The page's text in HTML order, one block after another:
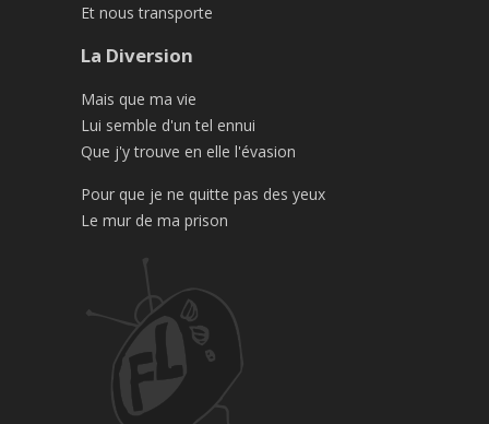
Et nous transporte
La Diversion
Mais que ma vie
Lui semble d'un tel ennui
Que j'y trouve en elle l'évasion
Pour que je ne quitte pas des yeux
Le mur de ma prison